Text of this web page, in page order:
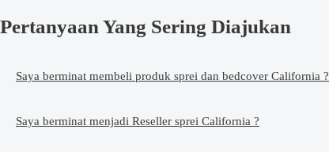
Pertanyaan Yang Sering Diajukan
Saya berminat membeli produk sprei dan bedcover California ?
Saya berminat menjadi Reseller sprei California ?